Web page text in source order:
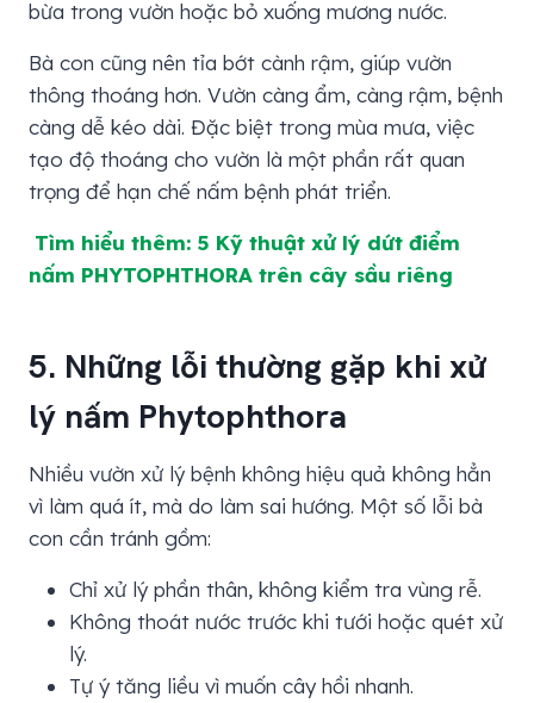
bừa trong vườn hoặc bỏ xuống mương nước.
Bà con cũng nên tỉa bớt cành rậm, giúp vườn
thông thoáng hơn. Vườn càng ẩm, càng rậm, bệnh
càng dễ kéo dài. Đặc biệt trong mùa mưa, việc
tạo độ thoáng cho vườn là một phần rất quan
trọng để hạn chế nấm bệnh phát triển.
Tìm hiểu thêm: 5 Kỹ thuật xử lý dứt điểm
nấm PHYTOPHTHORA trên cây sầu riêng
5. Những lỗi thường gặp khi xử
lý nấm Phytophthora
Nhiều vườn xử lý bệnh không hiệu quả không hẳn
vì làm quá ít, mà do làm sai hướng. Một số lỗi bà
con cần tránh gồm:
Chỉ xử lý phần thân, không kiểm tra vùng rễ.
Không thoát nước trước khi tưới hoặc quét xử
lý.
Tự ý tăng liều vì muốn cây hồi nhanh.